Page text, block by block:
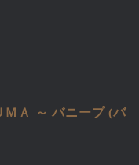
ＭＡ ～ バニープ (バ